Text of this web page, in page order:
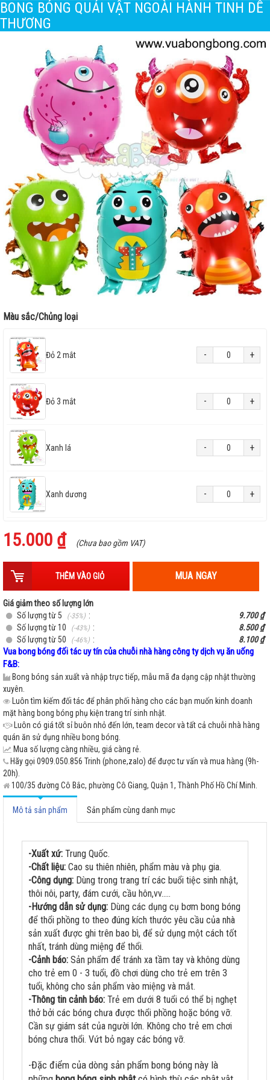
BONG BÓNG QUÁI VẬT NGOÀI HÀNH TINH DỄ
THƯƠNG
Màu sắc/Chủng loại
Đỏ 2 mắt - +
Đỏ 3 mắt - +
Xanh lá - +
Xanh dương - +
Hồng
15.000 ₫ (Chưa bao gồm VAT)
THÊM VÀO GIỎ MUA NGAY
Giá giảm theo số lượng lớn
Số lượng từ 5
(-35%) :
9.700 ₫
Số lượng từ 10
(-43%) :
8.500 ₫
Số lượng từ 50
(-46%) : 8.100 ₫
Vua bong bóng đối tác uy tín của chuỗi nhà hàng công ty dịch vụ ăn uống
F&B:
Bong bóng sản xuất và nhập trực tiếp, mẫu mã đa dạng cập nhật thường
xuyên.
Luôn tìm kiếm đối tác để phân phối hàng cho các bạn muốn kinh doanh
mặt hàng bong bóng phụ kiện trang trí sinh nhật.
Luôn có giá tốt sỉ buôn nhỏ đến lớn, team decor và tất cả chuỗi nhà hàng
quán ăn sử dụng nhiều bong bóng.
Mua số lượng càng nhiều, giá càng rẻ.
Hãy gọi 0909.050.856 Trinh (phone,zalo) để được tư vấn và mua hàng (9h-
20h).
100/35 đường Cô Bắc, phường Cô Giang, Quận 1, Thành Phố Hồ Chí Minh.
Mô tả sản phẩm Sản phẩm cùng danh mục
-Xuất xứ: Trung Quốc.
-Chất liệu: Cao su thiên nhiên, phẩm màu và phụ gia.
-Công dụng: Dùng trong trang trí các buổi tiệc sinh nhật,
thôi nôi, party, đám cưới, cầu hôn,vv.....
-Hướng dẫn sử dụng: Dùng các dụng cụ bơm bong bóng
để thổi phồng to theo đúng kích thước yêu cầu của nhà
sản xuất được ghi trên bao bì, để sử dụng một cách tốt
nhất, tránh dùng miệng để thổi.
-Cảnh báo: Sản phẩm để tránh xa tầm tay và không dùng
cho trẻ em 0 - 3 tuổi, đồ chơi dùng cho trẻ em trên 3
tuổi, không cho sản phẩm vào miệng và mắt.
-Thông tin cảnh báo: Trẻ em dưới 8 tuổi có thể bị nghẹt
thở bởi các bóng chưa được thổi phồng hoặc bóng vỡ.
Cần sự giám sát của người lớn. Không cho trẻ em chơi
bóng chưa thổi. Vứt bỏ ngay các bóng vỡ.
-Đặc điểm của dòng sản phẩm bong bóng này là